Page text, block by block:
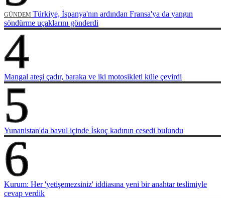
GÜNDEM Türkiye, İspanya'nın ardından Fransa'ya da yangın
söndürme uçaklarını gönderdi
4
Mangal ateşi çadır, baraka ve iki motosikleti küle çevirdi
5
Yunanistan'da bavul içinde İskoç kadının cesedi bulundu
6
Kurum: Her 'yetişemezsiniz' iddiasına yeni bir anahtar teslimiyle
cevap verdik